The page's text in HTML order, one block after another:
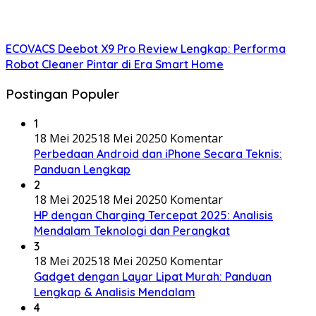
ECOVACS Deebot X9 Pro Review Lengkap: Performa
Robot Cleaner Pintar di Era Smart Home
Postingan Populer
1
18 Mei 202518 Mei 20250 Komentar
Perbedaan Android dan iPhone Secara Teknis:
Panduan Lengkap
2
18 Mei 202518 Mei 20250 Komentar
HP dengan Charging Tercepat 2025: Analisis
Mendalam Teknologi dan Perangkat
3
18 Mei 202518 Mei 20250 Komentar
Gadget dengan Layar Lipat Murah: Panduan
Lengkap & Analisis Mendalam
4